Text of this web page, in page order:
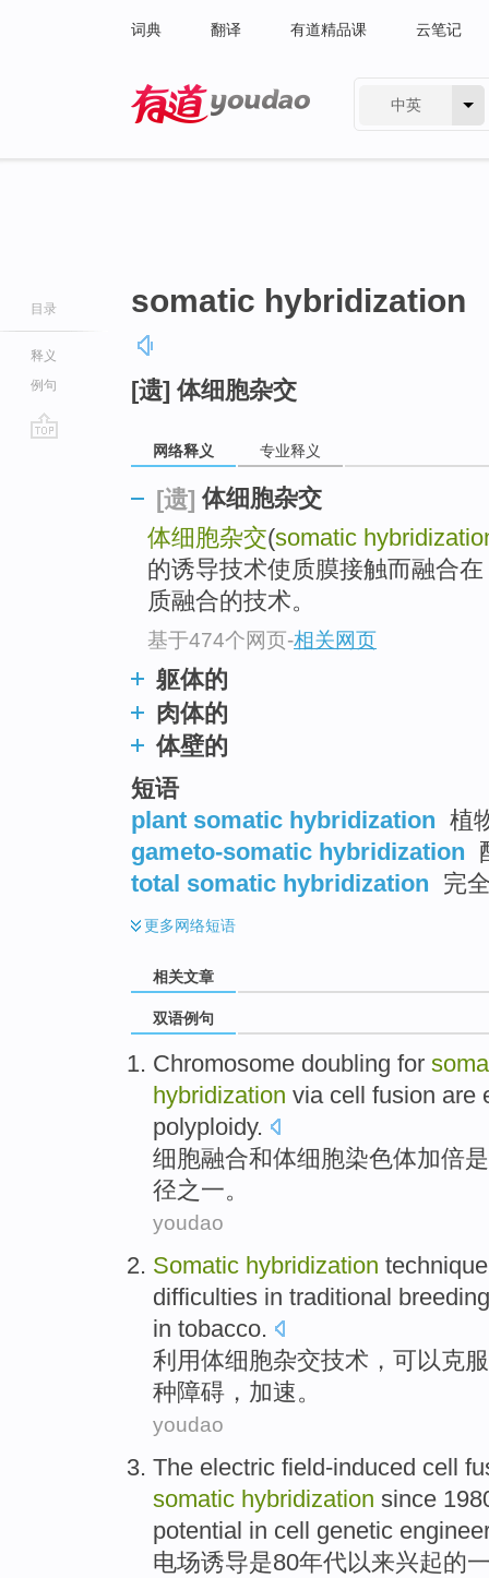
词典 翻译 有道精品课 云笔记
中英
目录
释义
例句
somatic hybridization
[遗] 体细胞杂交
网络释义 专业释义
[遗] 体细胞杂交
体细胞杂交(somatic
的诱导技术使质膜接触而融合
质融合的技术。
基于474个网页-相关网页
躯体的
肉体的
体壁的
短语
plant somatic hybridization 植
gameto-somatic hybridization
total somatic hybridization 完
更多网络短语
相关文章
双语例句
Chromosome doubling for
hybridization via cell fusion are
polyploidy.
细胞融合和体细胞染色体加倍
径之一。
youdao
Somatic hybridization technique
difficulties in traditional breeding
in tobacco.
利用体细胞杂交技术 ， 可以克服
种障碍 ，加速。
youdao
The electric field-induced cell
somatic hybridization since
potential in cell genetic
电场诱导是80年代以来兴起的